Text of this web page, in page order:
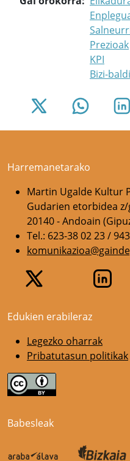
Prezioak
KPI
Bizi-
Harremanetarako
Martin Ugalde Kultur
Gudarien etorbidea
20140 - Andoain
Tel.: 623-38 02 23 /
Edukien erabileraz
Legezko oharrak
Pribatutasun politikak
Babesleak